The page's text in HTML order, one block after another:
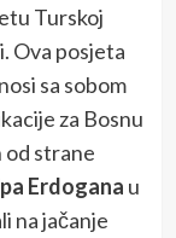
Turskoj
Ova posjeta
sa sobom
za Bosnu
od strane
Erdogana u
na jačanje